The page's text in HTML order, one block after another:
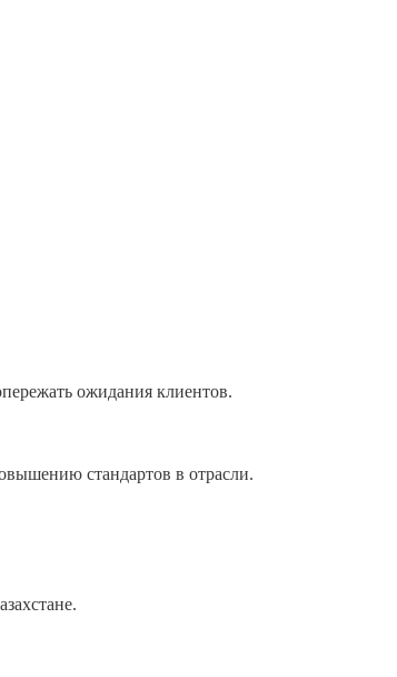
ожидания клиентов.
стандартов в отрасли.